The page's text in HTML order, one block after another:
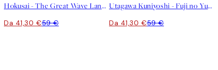
Hokusai - The Great Wave Landscape Stampa su Tela
Da 41,30 €59 €
Utagawa Kuniyoshi - Fuji no Yukei Stampa su Tela
Da 41,30 €59 €